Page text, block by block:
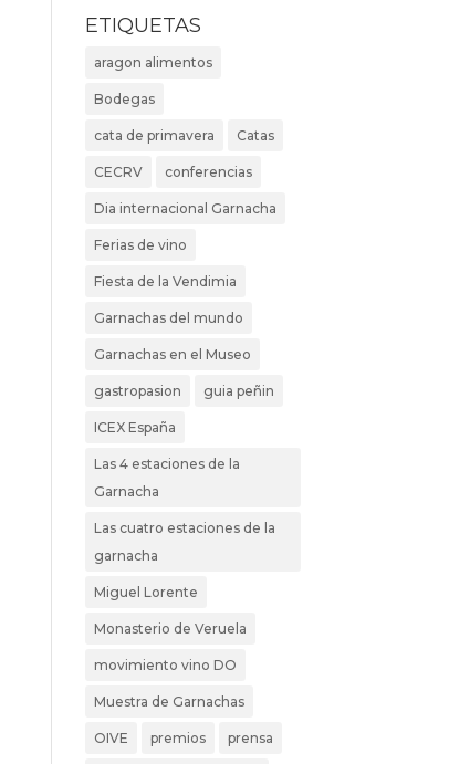
ETIQUETAS
aragon alimentos
Bodegas
cata de primavera Catas
CECRV conferencias
Dia internacional Garnacha
Ferias de vino
Fiesta de la Vendimia
Garnachas del mundo
Garnachas en el Museo
gastropasion guia peñin
ICEX España
Las 4 estaciones de la
Garnacha
Las cuatro estaciones de la
garnacha
Miguel Lorente
Monasterio de Veruela
movimiento vino DO
Muestra de Garnachas
OIVE premios prensa